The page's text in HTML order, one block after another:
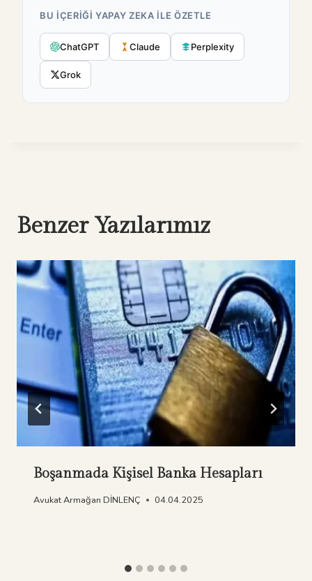
BU IÇERIĞI YAPAY ZEKA ILE ÖZETLE
ChatGPT Claude Perplexity
Grok
Benzer Yazılarımız
Boşanmada Kişisel Banka Hesapları
Avukat Armağan DİNLENÇ 04.04.2025